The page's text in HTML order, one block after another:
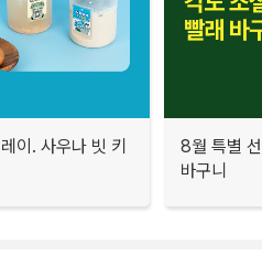
이. 사우나 빗 키
8월 특별
바구니